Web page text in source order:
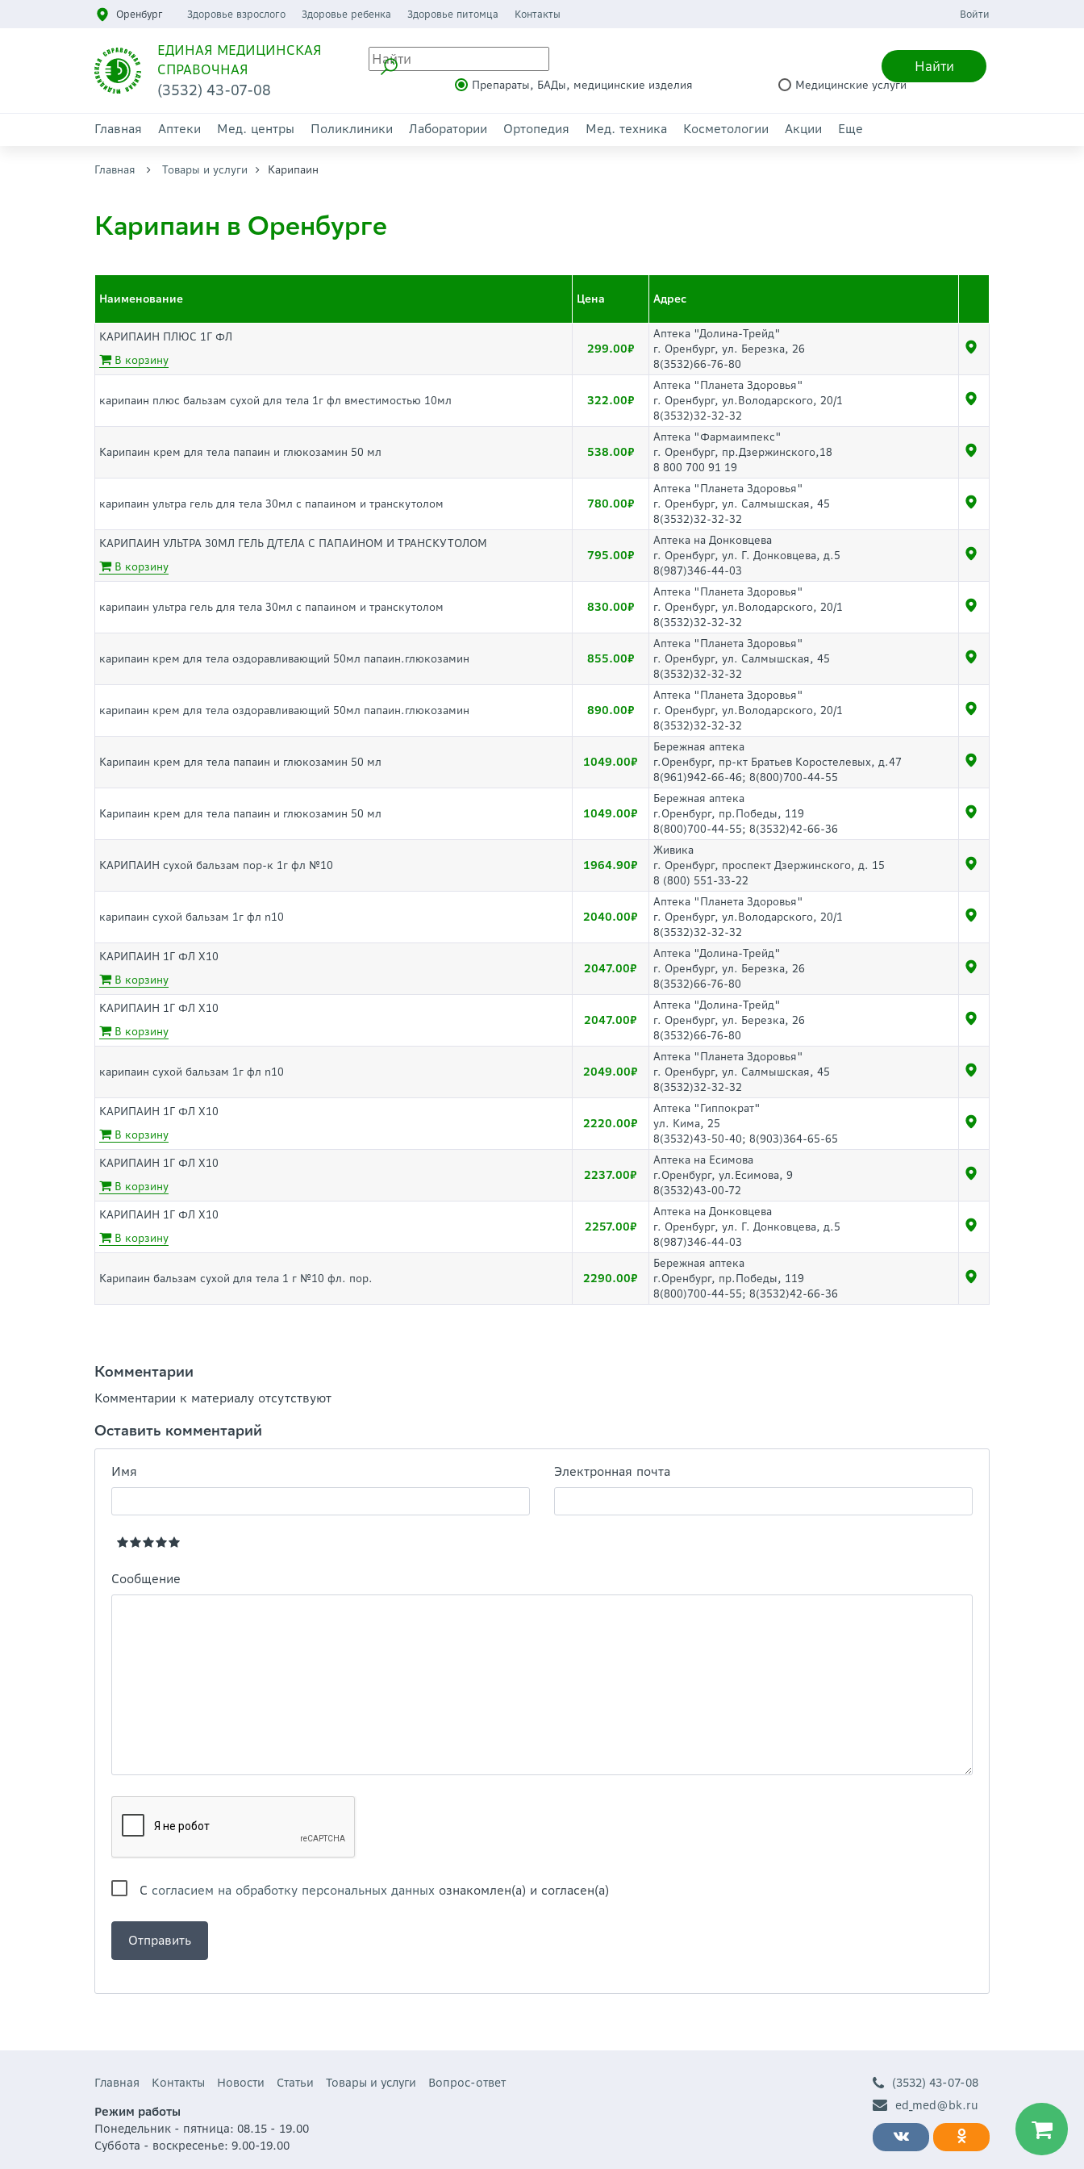
Оренбург Здоровье взрослого Здоровье ребенка Здоровье питомца Контакты Войти
ЕДИНАЯ МЕДИЦИНСКАЯ
СПРАВОЧНАЯ
(3532) 43-07-08
Найти
Препараты, БАДы, медицинские изделия Медицинские услуги
Главная Аптеки Мед. центры Поликлиники Лаборатории Ортопедия Мед. техника Косметологии Акции Еще
Главная Товары и услуги Карипаин
Карипаин в Оренбурге
Наименование Цена Адрес
КАРИПАИН ПЛЮС 1Г ФЛ
В корзину
299.00
Аптека "Долина-Трейд"
г. Оренбург, ул. Березка, 26
8(3532)66-76-80
карипаин плюс бальзам сухой для тела 1г фл вместимостью 10мл 322.00
Аптека "Планета Здоровья"
г. Оренбург, ул.Володарского, 20/1
8(3532)32-32-32
Карипаин крем для тела папаин и глюкозамин 50 мл 538.00
Аптека "Фармаимпекс"
г. Оренбург, пр.Дзержинского,18
8 800 700 91 19
карипаин ультра гель для тела 30мл с папаином и транскутолом 780.00
Аптека "Планета Здоровья"
г. Оренбург, ул. Салмышская, 45
8(3532)32-32-32
КАРИПАИН УЛЬТРА 30МЛ ГЕЛЬ Д/ТЕЛА С ПАПАИНОМ И ТРАНСКУТОЛОМ
В корзину
795.00
Аптека на Донковцева
г. Оренбург, ул. Г. Донковцева, д.5
8(987)346-44-03
карипаин ультра гель для тела 30мл с папаином и транскутолом 830.00
Аптека "Планета Здоровья"
г. Оренбург, ул.Володарского, 20/1
8(3532)32-32-32
карипаин крем для тела оздоравливающий 50мл папаин.глюкозамин 855.00
Аптека "Планета Здоровья"
г. Оренбург, ул. Салмышская, 45
8(3532)32-32-32
карипаин крем для тела оздоравливающий 50мл папаин.глюкозамин 890.00
Аптека "Планета Здоровья"
г. Оренбург, ул.Володарского, 20/1
8(3532)32-32-32
Карипаин крем для тела папаин и глюкозамин 50 мл 1049.00
Бережная аптека
г.Оренбург, пр-кт Братьев Коростелевых, д.47
8(961)942-66-46; 8(800)700-44-55
Карипаин крем для тела папаин и глюкозамин 50 мл 1049.00
Бережная аптека
г.Оренбург, пр.Победы, 119
8(800)700-44-55; 8(3532)42-66-36
КАРИПАИН сухой бальзам пор-к 1г фл №10 1964.90
Живика
г. Оренбург, проспект Дзержинского, д. 15
8 (800) 551-33-22
карипаин сухой бальзам 1г фл n10 2040.00
Аптека "Планета Здоровья"
г. Оренбург, ул.Володарского, 20/1
8(3532)32-32-32
КАРИПАИН 1Г ФЛ Х10
В корзину
2047.00
Аптека "Долина-Трейд"
г. Оренбург, ул. Березка, 26
8(3532)66-76-80
КАРИПАИН 1Г ФЛ Х10
В корзину
2047.00
Аптека "Долина-Трейд"
г. Оренбург, ул. Березка, 26
8(3532)66-76-80
карипаин сухой бальзам 1г фл n10 2049.00
Аптека "Планета Здоровья"
г. Оренбург, ул. Салмышская, 45
8(3532)32-32-32
КАРИПАИН 1Г ФЛ Х10
В корзину
2220.00
Аптека "Гиппократ"
ул. Кима, 25
8(3532)43-50-40; 8(903)364-65-65
КАРИПАИН 1Г ФЛ Х10
В корзину
2237.00
Аптека на Есимова
г.Оренбург, ул.Есимова, 9
8(3532)43-00-72
КАРИПАИН 1Г ФЛ Х10
В корзину
2257.00
Аптека на Донковцева
г. Оренбург, ул. Г. Донковцева, д.5
8(987)346-44-03
Карипаин бальзам сухой для тела 1 г №10 фл. пор. 2290.00
Бережная аптека
г.Оренбург, пр.Победы, 119
8(800)700-44-55; 8(3532)42-66-36
Комментарии
Комментарии к материалу отсутствуют
Оставить комментарий
Имя Электронная почта
Сообщение
С согласием на обработку персональных данных ознакомлен(а) и согласен(а)
Главная Контакты Новости Статьи Товары и услуги
Вопрос-ответ
Режим работы
Понедельник - пятница: 08.15 - 19.00
Суббота - воскресенье: 9.00-19.00
(3532) 43-07-08
ed_med@bk.ru